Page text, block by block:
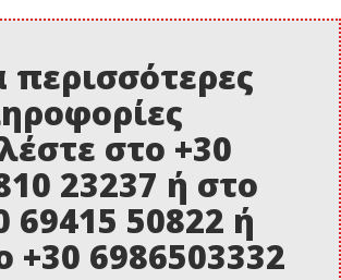
περισσότερες
στο +30
23237 ή στο
69415 50822 ή
+30 6986503332